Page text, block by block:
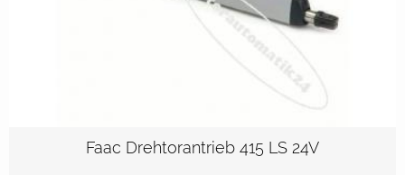
Faac Drehtorantrieb 415 LS 24V